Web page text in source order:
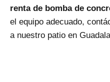
renta de bomba de
el equipo adecuado,
a nuestro patio en